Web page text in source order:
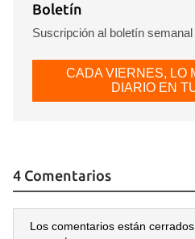
Boletín
Suscripción al boletín semanal
CADA VIERNES, LO
DIARIO EN
4 Comentarios
Los comentarios están